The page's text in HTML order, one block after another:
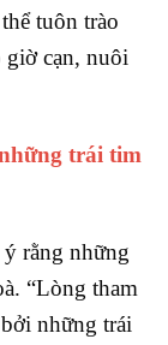
tuôn trào
cạn, nuôi
trái tim
rằng những
“Lòng tham
những trái